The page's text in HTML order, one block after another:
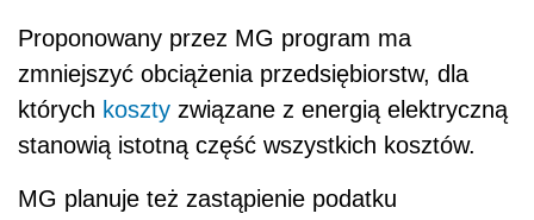
Proponowany przez MG program ma
zmniejszyć obciążenia przedsiębiorstw, dla
których koszty związane z energią elektryczną
stanowią istotną część wszystkich kosztów.
MG planuje też zastąpienie podatku